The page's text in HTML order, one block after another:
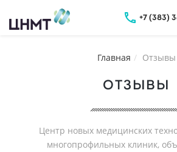
+7 (383)
Главная Отзывы
ОТЗЫВЫ
Центр новых медицинских
многопрофильных клиник,